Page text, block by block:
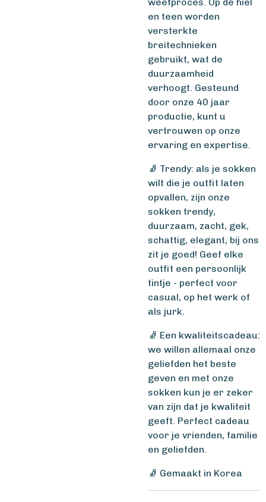
en teen worden
versterkte
breitechnieken
gebruikt, wat de
duurzaamheid
verhoogt. Gesteund
door onze 40 jaar
productie, kunt u
vertrouwen op onze
ervaring en expertise.
🧦 Trendy: als je sokken
wilt die je outfit laten
opvallen, zijn onze
sokken trendy,
duurzaam, zacht, gek,
schattig, elegant, bij ons
zit je goed! Geef elke
outfit een persoonlijk
tintje - perfect voor
casual, op het werk of
als jurk.
🧦 Een kwaliteitscadeau:
we willen allemaal onze
geliefden het beste
geven en met onze
sokken kun je er zeker
van zijn dat je kwaliteit
geeft. Perfect cadeau
voor je vrienden, familie
en geliefden.
🧦 Gemaakt in Korea